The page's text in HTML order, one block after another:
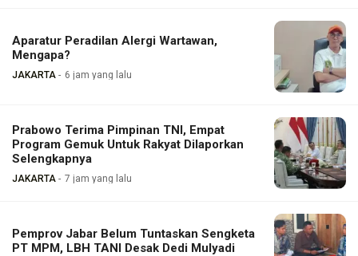
Aparatur Peradilan Alergi Wartawan,
Mengapa?
JAKARTA 6 jam yang lalu
Prabowo Terima Pimpinan TNI, Empat
Program Gemuk Untuk Rakyat Dilaporkan
Selengkapnya
JAKARTA 7 jam yang lalu
Pemprov Jabar Belum Tuntaskan Sengketa
PT MPM, LBH TANI Desak Dedi Mulyadi